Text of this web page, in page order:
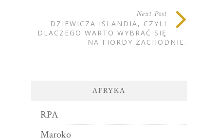
Next Post
DZIEWICZA ISLANDIA, CZYLI
DLACZEGO WARTO WYBRAĆ SIĘ
NA FIORDY ZACHODNIE.
AFRYKA
RPA
Maroko